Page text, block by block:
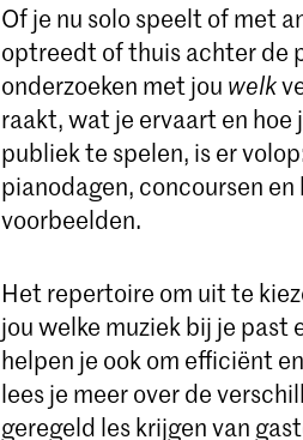
Of je nu solo speelt of met
optreedt of thuis achter de
onderzoeken met jou welk
raakt, wat je ervaart en hoe
publiek te spelen, is er
pianodagen, concoursen
voorbeelden.
Het repertoire om uit te
jou welke muziek bij je
helpen je ook om efficiënt
lees je meer over de
geregeld les krijgen van